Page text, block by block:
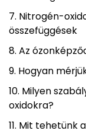
Nitrogén-
összefüggések
Az
Hogyan
Milyen
oxidokra?
Mit tehetünk